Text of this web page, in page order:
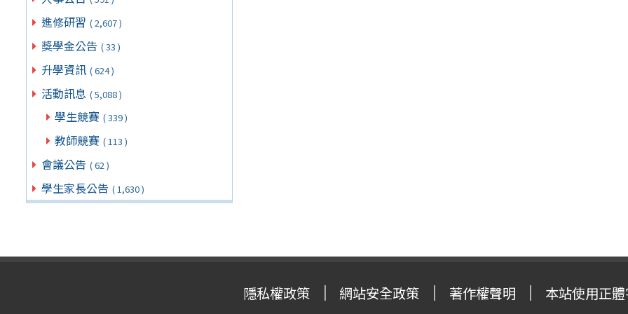
進修研習 ( 2,607 )
獎學金公告 ( 33 )
升學資訊 ( 624 )
活動訊息 ( 5,088 )
學生競賽 ( 339 )
教師競賽 ( 113 )
會議公告 ( 62 )
學生家長公告 ( 1,630 )
隱私權政策 網站安全政策 著作權聲明 本站使用正